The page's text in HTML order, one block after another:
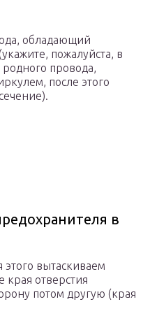
обладающий
пожалуйста, в
провода,
после этого
в
этого вытаскиваем
края отверстия
потом другую (края